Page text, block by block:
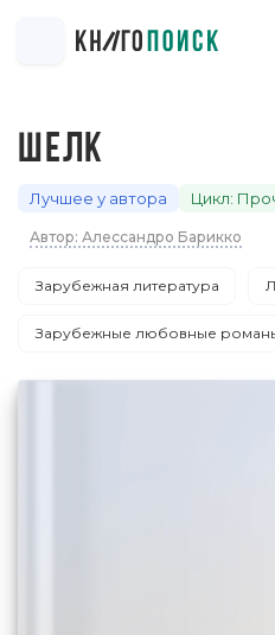
ШЕЛК
Лучшее у автора Цикл:
Автор: Алессандро Барикко
Зарубежная литература
Зарубежные любовные